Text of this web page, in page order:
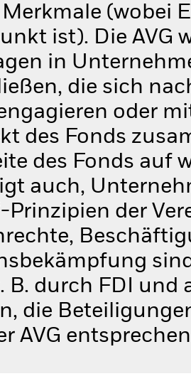
(wobei
ist). Die AVG
in
die sich
oder
des Fonds
des Fonds auf
auch,
Prinzipien der
B. durch FDI und
die
AVG